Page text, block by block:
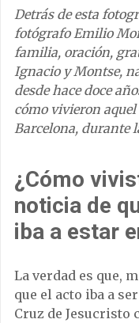
Detrás de esta
fotógrafo Emilio
familia, oración,
Ignacio y Montse,
desde hace doce
cómo vivieron
Barcelona, durante
¿Cómo
noticia de
iba a estar
La verdad es que,
que el acto iba a
Cruz de Jesucristo